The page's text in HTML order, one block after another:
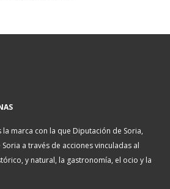
la marca con la que Diputación de Soria,
a través de acciones vinculadas al
y natural, la gastronomía, el ocio y la